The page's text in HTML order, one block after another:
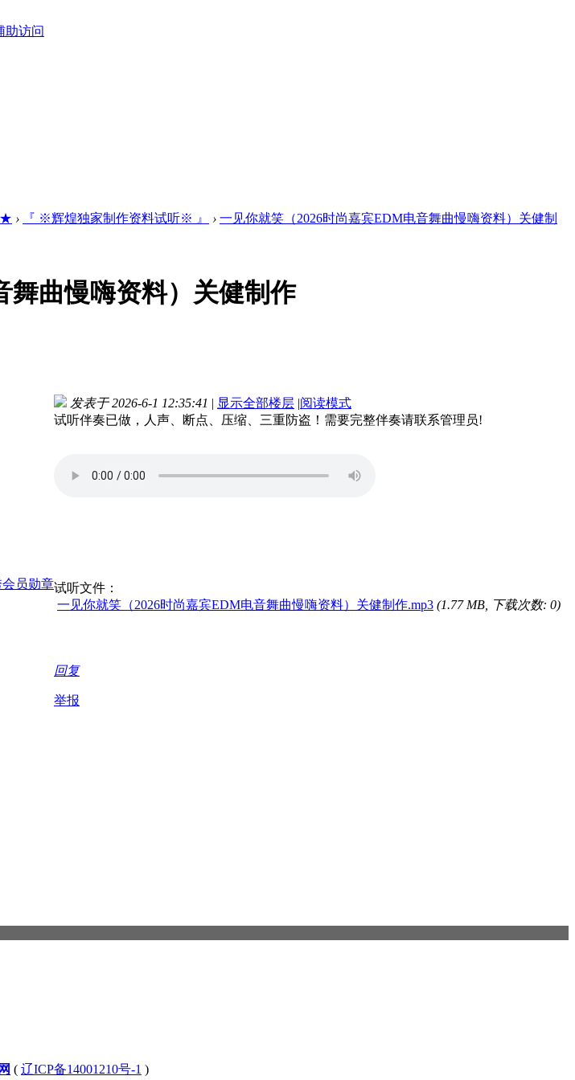
助访问
› 『 ※辉煌独家制作资料试听※ 』 › 一见你就笑（2026时尚嘉宾EDM电音舞曲慢嗨资料）关健制
舞曲慢嗨资料）关健制作
发表于 2026-6-1 12:35:41 | 显示全部楼层 |阅读模式
试听伴奏已做，人声、断点、压缩、三重防盗！需要完整伴奏请联系管理员!
试听文件：
一见你就笑（2026时尚嘉宾EDM电音舞曲慢嗨资料）关健制作.mp3 (1.77 MB, 下载次数: 0)
回复
举报
( 辽ICP备14001210号-1 )